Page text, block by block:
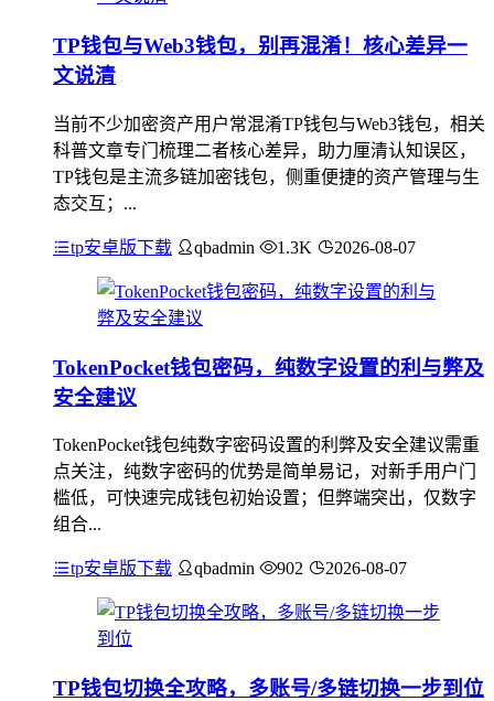
TP钱包与Web3钱包，别再混淆！核心差异一
文说清
当前不少加密资产用户常混淆TP钱包与Web3钱包，相关
科普文章专门梳理二者核心差异，助力厘清认知误区，
TP钱包是主流多链加密钱包，侧重便捷的资产管理与生
态交互；...
tp安卓版下载 qbadmin 1.3K 2026-08-07
TokenPocket钱包密码，纯数字设置的利与弊及
安全建议
TokenPocket钱包纯数字密码设置的利弊及安全建议需重
点关注，纯数字密码的优势是简单易记，对新手用户门
槛低，可快速完成钱包初始设置；但弊端突出，仅数字
组合...
tp安卓版下载 qbadmin 902 2026-08-07
TP钱包切换全攻略，多账号/多链切换一步到位